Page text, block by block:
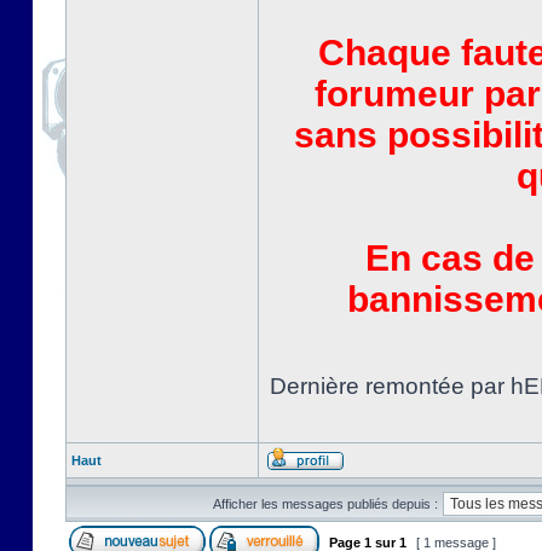
Chaque
forumeur
sans
En cas
Dernière remontée par
Haut
Afficher les messages publiés depuis :
Page 1 sur1 [ 1 message ]